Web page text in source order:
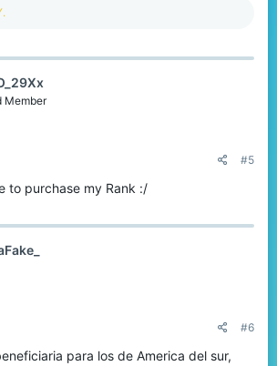
Member
#5
to purchase my Rank :/
#6
para los de America del sur,